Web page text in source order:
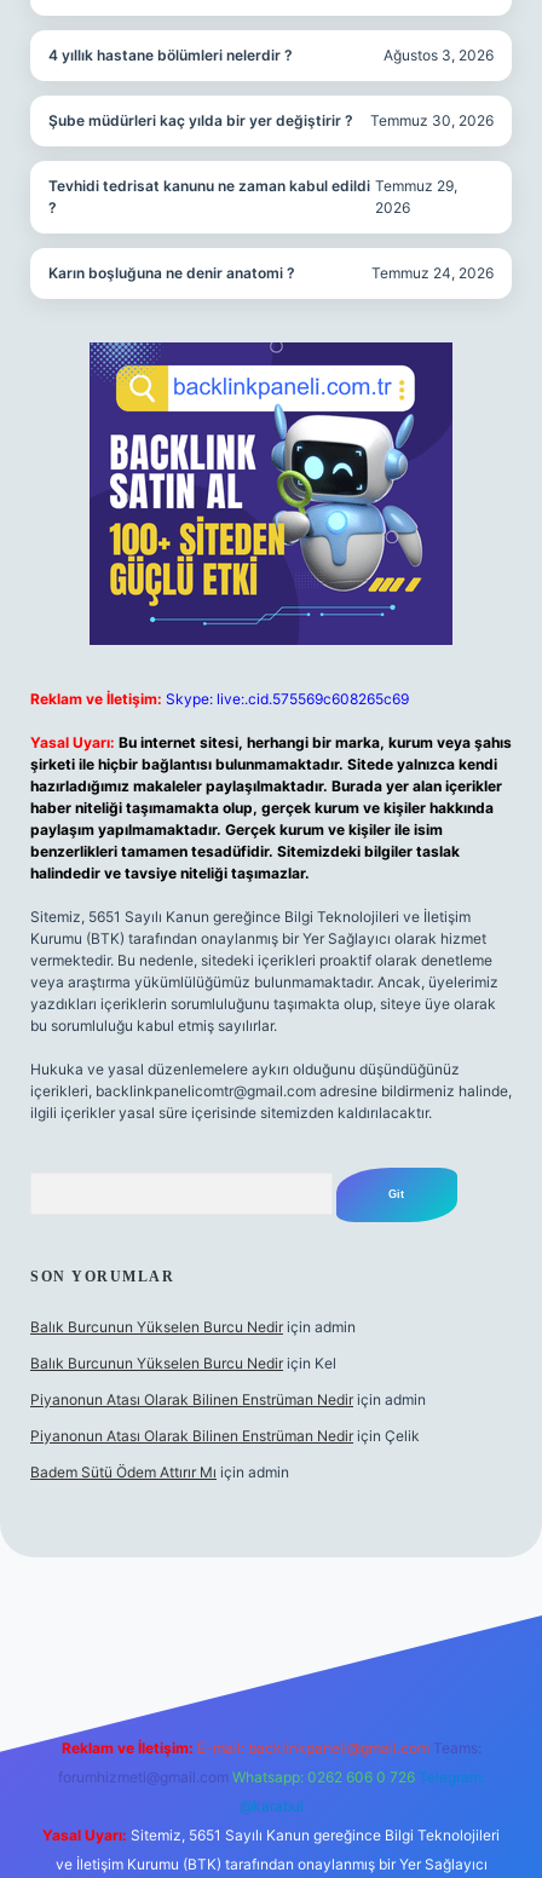
4 yıllık hastane bölümleri nelerdir ? Ağustos 3, 2026
Şube müdürleri kaç yılda bir yer değiştirir ? Temmuz 30, 2026
Tevhidi tedrisat kanunu ne zaman kabul edildi
?
Temmuz 29,
2026
Karın boşluğuna ne denir anatomi ? Temmuz 24, 2026
Reklam ve İletişim: Skype: live:.cid.575569c608265c69
Yasal Uyarı: Bu internet sitesi, herhangi bir marka, kurum veya şahıs
şirketi ile hiçbir bağlantısı bulunmamaktadır. Sitede yalnızca kendi
hazırladığımız makaleler paylaşılmaktadır. Burada yer alan içerikler
haber niteliği taşımamakta olup, gerçek kurum ve kişiler hakkında
paylaşım yapılmamaktadır. Gerçek kurum ve kişiler ile isim
benzerlikleri tamamen tesadüfidir. Sitemizdeki bilgiler taslak
halindedir ve tavsiye niteliği taşımazlar.
Sitemiz, 5651 Sayılı Kanun gereğince Bilgi Teknolojileri ve İletişim
Kurumu (BTK) tarafından onaylanmış bir Yer Sağlayıcı olarak hizmet
vermektedir. Bu nedenle, sitedeki içerikleri proaktif olarak denetleme
veya araştırma yükümlülüğümüz bulunmamaktadır. Ancak, üyelerimiz
yazdıkları içeriklerin sorumluluğunu taşımakta olup, siteye üye olarak
bu sorumluluğu kabul etmiş sayılırlar.
Hukuka ve yasal düzenlemelere aykırı olduğunu düşündüğünüz
içerikleri, backlinkpanelicomtr@gmail.com adresine bildirmeniz halinde,
ilgili içerikler yasal süre içerisinde sitemizden kaldırılacaktır.
SON YORUMLAR
Balık Burcunun Yükselen Burcu Nedir için admin
Balık Burcunun Yükselen Burcu Nedir için Kel
Piyanonun Atası Olarak Bilinen Enstrüman Nedir için admin
Piyanonun Atası Olarak Bilinen Enstrüman Nedir için Çelik
Badem Sütü Ödem Attırır Mı için admin
Reklam ve İletişim: E-mail: backlinkpaneli@gmail.com Teams:
forumhizmeti@gmail.com Whatsapp: 0262 606 0 726 Telegram:
@karabul
Yasal Uyarı: Sitemiz, 5651 Sayılı Kanun gereğince Bilgi Teknolojileri
ve İletişim Kurumu (BTK) tarafından onaylanmış bir Yer Sağlayıcı